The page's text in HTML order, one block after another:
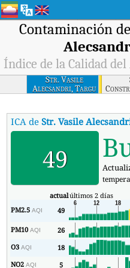
Contaminación
Índice de la Calidad
Str. Vasile
Alecsandri, Targu
Jiu
ICA deStr. Vasile
49
actualúltimos 2 días
PM2.5AQI 49
PM10AQI 26
O3AQI 18
NO2AQI 5